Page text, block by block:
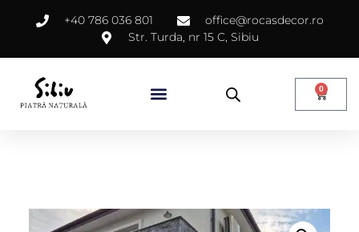
+40 786 036 801
office@rocasdecor.ro
Str. Turda, nr 15 C, Sibiu
0